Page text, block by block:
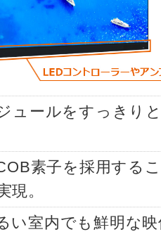
ュールをすっきり
素子を採用する
現。
い室内でも鮮明な